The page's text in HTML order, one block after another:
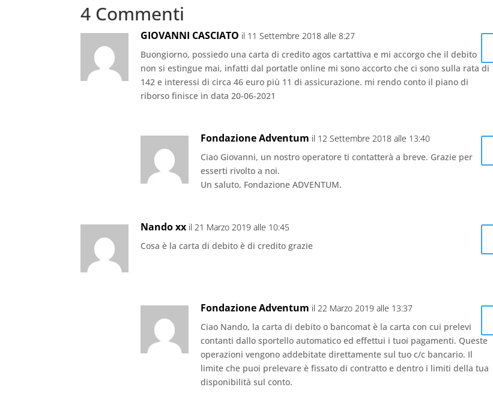
b
o
o
k
dI
n
r A
p
p
m
4 Commenti
GIOVANNI CASCIATO il 11 Settembre 2018 alle 8:27
Buongiorno, possiedo una carta di credito agos cartattiva e mi accorgo che il debito
non si estingue mai, infatti dal portatle online mi sono accorto che ci sono sulla rata di
142 e interessi di circa 46 euro più 11 di assicurazione. mi rendo conto il piano di
riborso finisce in data 20-06-2021
Fondazione Adventum il 12 Settembre 2018 alle 13:40
Ciao Giovanni, un nostro operatore ti contatterà a breve. Grazie per
esserti rivolto a noi.
Un saluto, Fondazione ADVENTUM.
Nando xx il 21 Marzo 2019 alle 10:45
Cosa è la carta di debito è di credito grazie
Fondazione Adventum il 22 Marzo 2019 alle 13:37
Ciao Nando, la carta di debito o bancomat è la carta con cui prelevi
contanti dallo sportello automatico ed effettui i tuoi pagamenti. Queste
operazioni vengono addebitate direttamente sul tuo c/c bancario. Il
limite che puoi prelevare è fissato di contratto e dentro i limiti della tua
disponibilità sul conto.